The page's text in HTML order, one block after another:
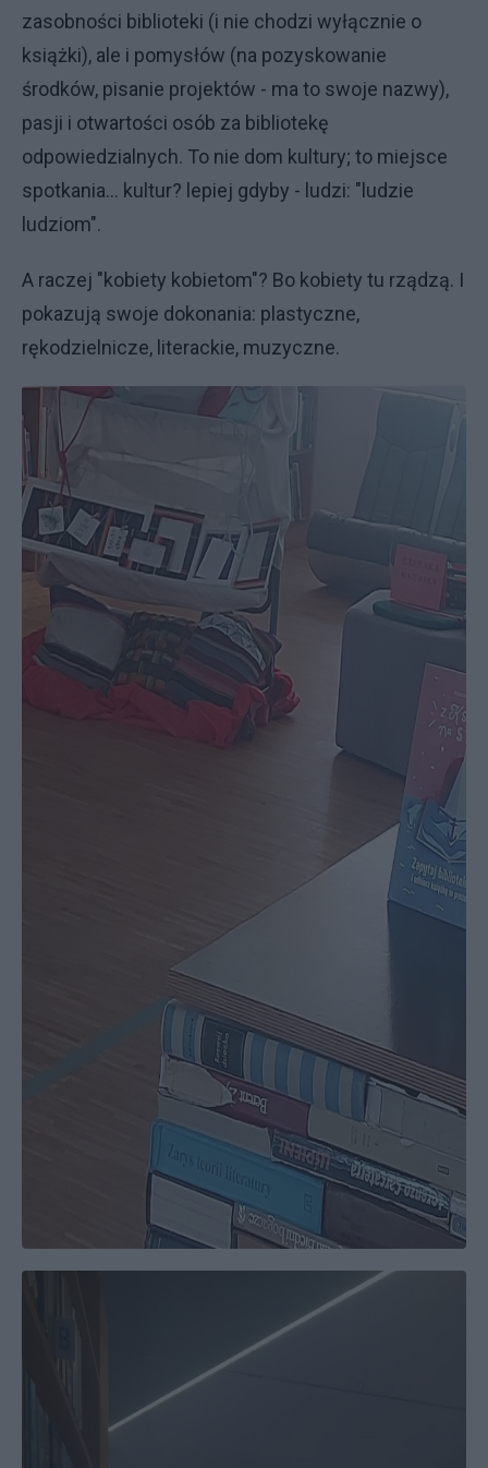
zasobności biblioteki (i nie chodzi wyłącznie o
książki), ale i pomysłów (na pozyskowanie
środków, pisanie projektów - ma to swoje nazwy),
pasji i otwartości osób za bibliotekę
odpowiedzialnych. To nie dom kultury; to miejsce
spotkania... kultur? lepiej gdyby - ludzi: "ludzie
ludziom".
A raczej "kobiety kobietom"? Bo kobiety tu rządzą. I
pokazują swoje dokonania: plastyczne,
rękodzielnicze, literackie, muzyczne.